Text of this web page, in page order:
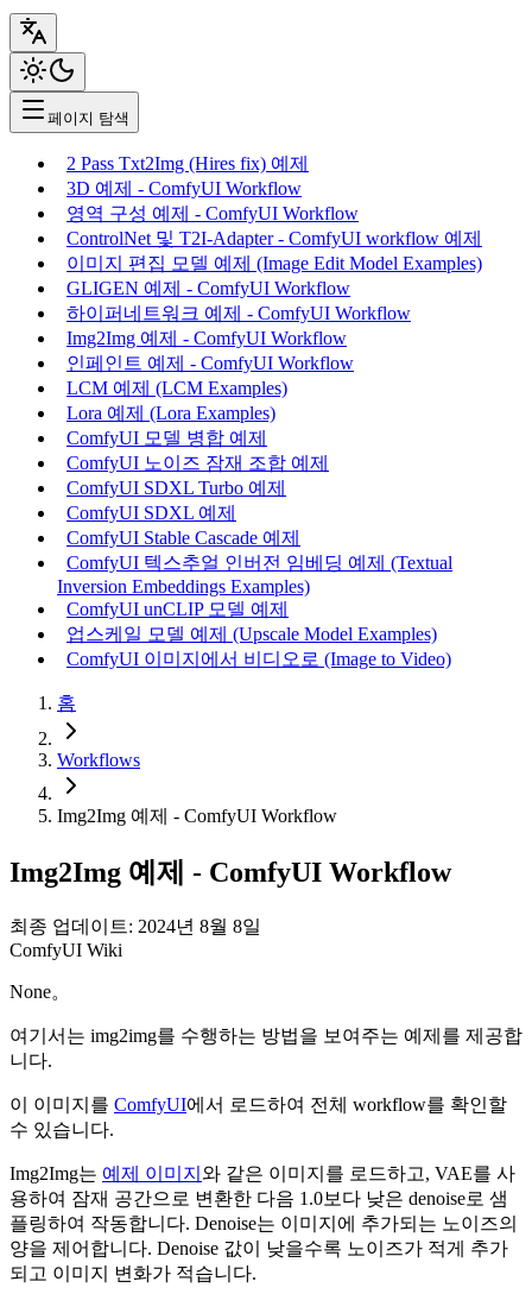
페이지 탐색
2 Pass Txt2Img (Hires fix) 예제
3D 예제 - ComfyUI Workflow
영역 구성 예제 - ComfyUI Workflow
ControlNet 및 T2I-Adapter - ComfyUI workflow 예제
이미지 편집 모델 예제 (Image Edit Model Examples)
GLIGEN 예제 - ComfyUI Workflow
하이퍼네트워크 예제 - ComfyUI Workflow
Img2Img 예제 - ComfyUI Workflow
인페인트 예제 - ComfyUI Workflow
LCM 예제 (LCM Examples)
Lora 예제 (Lora Examples)
ComfyUI 모델 병합 예제
ComfyUI 노이즈 잠재 조합 예제
ComfyUI SDXL Turbo 예제
ComfyUI SDXL 예제
ComfyUI Stable Cascade 예제
ComfyUI 텍스추얼 인버전 임베딩 예제 (Textual
Inversion Embeddings Examples)
ComfyUI unCLIP 모델 예제
업스케일 모델 예제 (Upscale Model Examples)
ComfyUI 이미지에서 비디오로 (Image to Video)
홈
Workflows
Img2Img 예제 - ComfyUI Workflow
Img2Img 예제 - ComfyUI Workflow
최종 업데이트: 2024년 8월 8일
ComfyUI Wiki
None。
여기서는 img2img를 수행하는 방법을 보여주는 예제를 제공합
니다.
이 이미지를 ComfyUI에서 로드하여 전체 workflow를 확인할
수 있습니다.
Img2Img는 예제 이미지 와 같은 이미지를 로드하고, VAE를 사
용하여 잠재 공간으로 변환한 다음 1.0보다 낮은 denoise로 샘
플링하여 작동합니다. Denoise는 이미지에 추가되는 노이즈의
양을 제어합니다. Denoise 값이 낮을수록 노이즈가 적게 추가
되고 이미지 변화가 적습니다.